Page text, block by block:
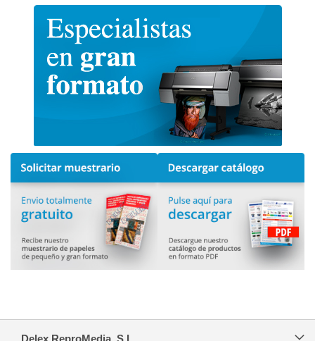
Delex ReproMedia, S.L.